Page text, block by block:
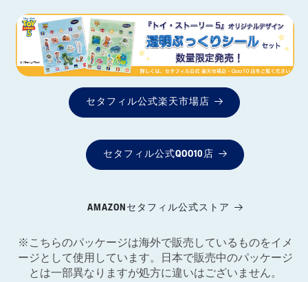
セタフィル公式楽天市場店
セタフィル公式QOO10店
AMAZONセタフィル公式ストア
※こちらのパッケージは海外で販売しているものをイメ
ージとして使用しています。日本で販売中のパッケージ
とは一部異なりますが処方に違いはございません。